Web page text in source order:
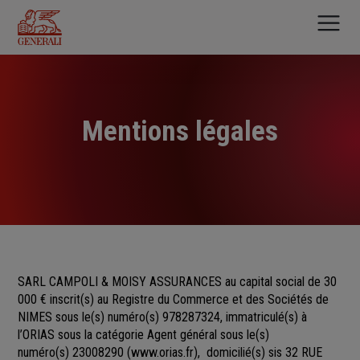
contenu
principal
Mentions légales
SARL CAMPOLI & MOISY ASSURANCES au capital social de 30
000 € inscrit(s) au Registre du Commerce et des Sociétés de
NIMES sous le(s) numéro(s) 978287324, immatriculé(s) à
l’ORIAS sous la catégorie Agent général sous le(s)
numéro(s) 23008290 (www.orias.fr), domicilié(s) sis 32 RUE